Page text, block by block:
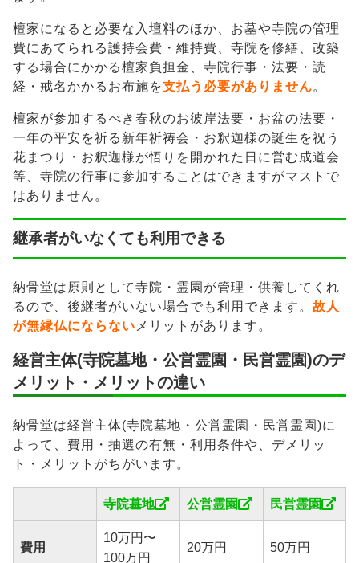
檀家になると必要な入壇料のほか、お墓や寺院の管理
費にあてられる護持会費・維持費、寺院を修繕、改築
する場合にかかる檀家負担金、寺院行事・法要・読
経・戒名かかるお布施を支払う必要がありません。
檀家が参加するべき春秋のお彼岸法要・お盆の法要・
一年の平安を祈る新年祈祷会・お釈迦様の誕生を祝う
花まつり・お釈迦様が悟りを開かれた日に営む成道会
等、寺院の行事に参加することはできますがマストで
はありません。
継承者がいなくても利用できる
納骨堂は原則として寺院・霊園が管理・供養してくれ
るので、後継者がいない場合でも利用できます。 故人
が無縁仏にならない メリットがあります。
経営主体(寺院墓地・公営霊園・民営霊園)のデ
メリット・メリットの違い
納骨堂は経営主体(寺院墓地・公営霊園・民営霊園)に
よって、費用・抽選の有無・利用条件や、デメリッ
ト・メリットがちがいます。
寺院墓地 公営霊園 民営霊園
費用
10万円〜
100万円
20万円 50万円